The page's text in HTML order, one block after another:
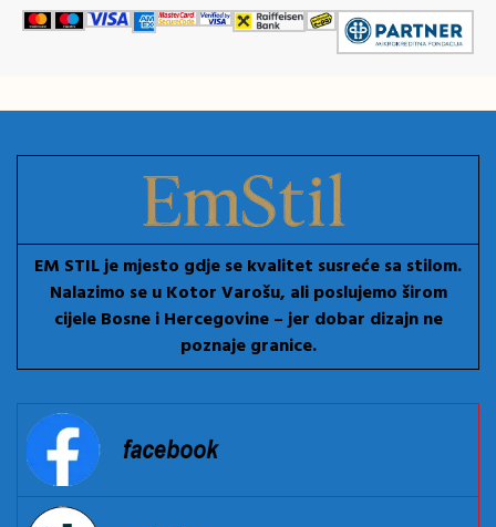
EM STIL je mjesto gdje se kvalitet susreće sa stilom.
Nalazimo se u Kotor Varošu, ali poslujemo širom
cijele Bosne i Hercegovine – jer dobar dizajn ne
poznaje granice.